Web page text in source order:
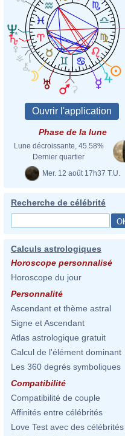
Phase de la lune
Lune décroissante, 45.58%
Dernier quartier
Mer. 12 août 17h37 T.U.
Recherche de célébrité
Calculs astrologiques
Horoscope personnalisé
Horoscope du jour
Personnalité
Ascendant et thème astral
Signe et Ascendant
Atlas astrologique gratuit
Calcul de l'élément dominant
Les 360 degrés symboliques
Compatibilité
Compatibilité de couple
Affinités entre célébrités
Love Test avec des célébrités